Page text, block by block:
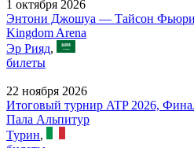
1 октября 2026
Энтони Джошуа — Тайсон Фьюри
Kingdom Arena
Эр Рияд,
билеты
22 ноября 2026
Итоговый турнир ATP 2026,
Пала Альпитур
Турин,